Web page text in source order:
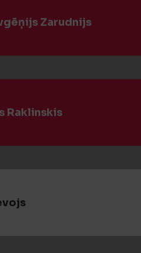
Zarudnijs
Raklinskis